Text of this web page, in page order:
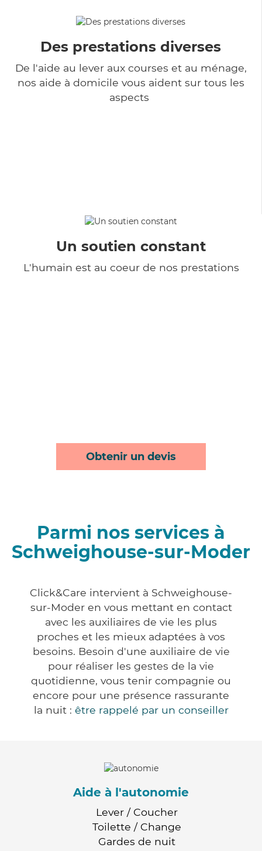
Des prestations diverses
De l'aide au lever aux courses et au ménage,
nos aide à domicile vous aident sur tous les
aspects
Un soutien constant
L'humain est au coeur de nos prestations
Obtenir un devis
Parmi nos services à
Schweighouse-sur-Moder
Click&Care intervient à Schweighouse-
sur-Moder en vous mettant en contact
avec les auxiliaires de vie les plus
proches et les mieux adaptées à vos
besoins. Besoin d'une auxiliaire de vie
pour réaliser les gestes de la vie
quotidienne, vous tenir compagnie ou
encore pour une présence rassurante
la nuit : être rappelé par un conseiller
Aide à l'autonomie
Lever / Coucher
Toilette / Change
Gardes de nuit